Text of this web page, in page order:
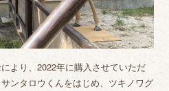
より、2022年に購入させていただ
ンタロウくんをはじめ、ツキノワグ